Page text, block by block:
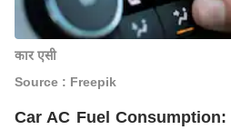
कार एसी
Source : Freepik
Car AC Fuel Consumption: